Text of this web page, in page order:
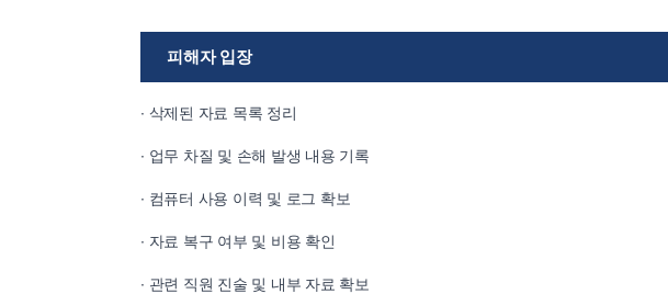
피해자 입장
∙ 삭제된 자료 목록 정리
∙ 업무 차질 및 손해 발생 내용 기록
∙ 컴퓨터 사용 이력 및 로그 확보
∙ 자료 복구 여부 및 비용 확인
∙ 관련 직원 진술 및 내부 자료 확보